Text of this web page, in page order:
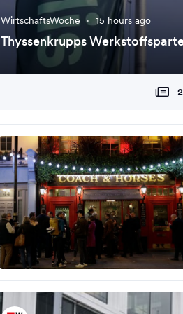
WirtschaftsWoche · 15 hours ago
Thyssenkrupps